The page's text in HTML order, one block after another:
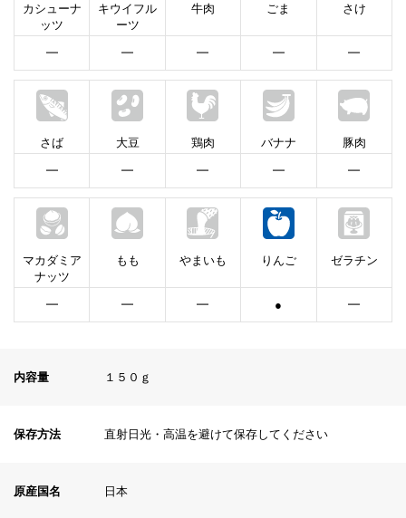
カシューナ
ッツ
━
キウイフル
ーツ
━
牛肉
━
ごま
━
さけ
━
さば
━
大豆
━
鶏肉
━
バナナ
━
豚肉
━
マカダミア
ナッツ
━
もも
━
やまいも
━
りんご
●
ゼラチン
━
内容量 １５０ｇ
保存方法 直射日光・高温を避けて保存してください
原産国名 日本